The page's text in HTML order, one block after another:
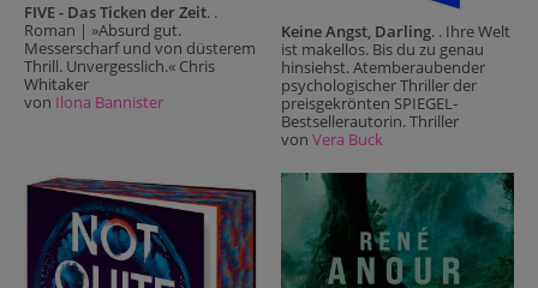
FIVE - Das Ticken der Zeit. .
Roman | »Absurd gut.
Messerscharf und von düsterem
Thrill. Unvergesslich.« Chris
Whitaker
von Ilona Bannister
Keine Angst, Darling. . Ihre Welt
ist makellos. Bis du zu genau
hinsiehst. Atemberaubender
psychologischer Thriller der
preisgekrönten SPIEGEL-
Bestsellerautorin. Thriller
von Vera Buck